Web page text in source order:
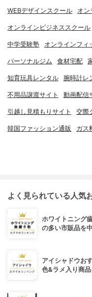
WEBデザインスクール オン
オンラインビジネススクール
中学受験塾 オンラインフィ
パーソナルジム 食材宅配
知育玩具レンタル 腕時計レ
不用品譲渡サイト 動画配信
引越し見積もりサイト 交際
韓国ファッション通販 ガス
よく見られている人気
ホワイトニング
の多い市販品を
アイシャドウお
色&ラメ入り商品